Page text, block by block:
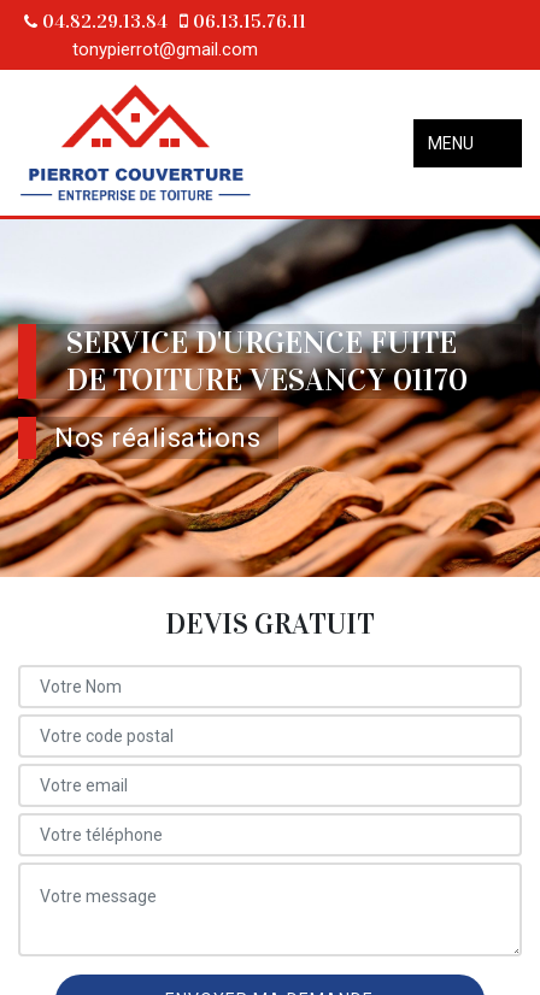
04.82.29.13.84 06.13.15.76.11
tonypierrot@gmail.com
MENU
SERVICE D'URGENCE FUITE
DE TOITURE VESANCY 01170
Nos réalisations
DEVIS GRATUIT